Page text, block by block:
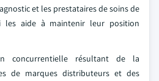
et les prestataires de soins de
les aide à maintenir leur position
concurrentielle résultant de la
de marques distributeurs et des